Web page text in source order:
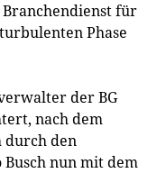
für
Phase
der BG
nach dem
durch den
nun mit dem